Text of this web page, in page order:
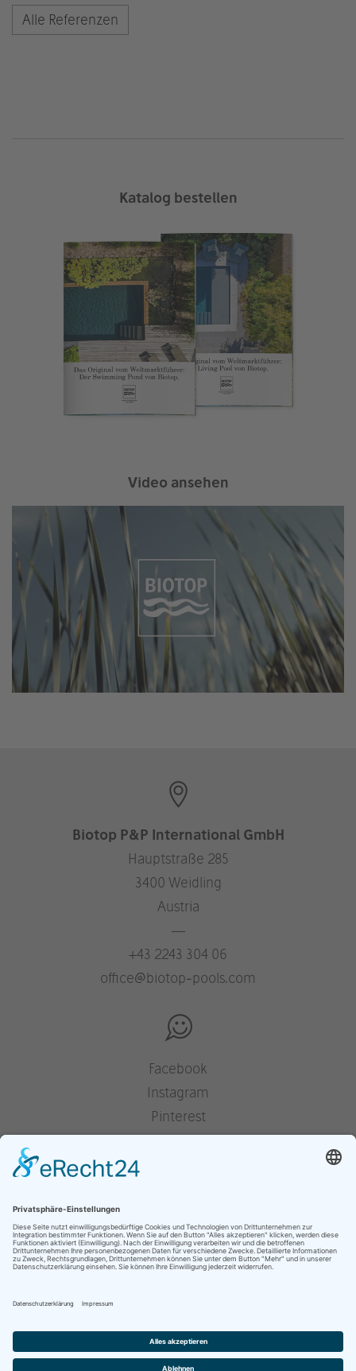
Alle Referenzen
Katalog bestellen
Video ansehen
Biotop P&P International GmbH
Hauptstraße 285
3400 Weidling
Austria
—
+43 2243 304 06
office@biotop-pools.com
Facebook
Instagram
Pinterest
Houzz
Presse
Cookie-Einstellungen